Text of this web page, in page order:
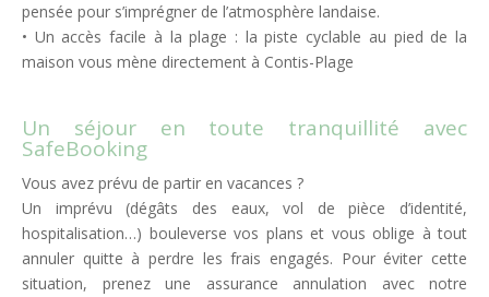
pensée pour s’imprégner de l’atmosphère landaise.
• Un accès facile à la plage : la piste cyclable au pied de la
maison vous mène directement à Contis-Plage
Un séjour en toute tranquillité avec
SafeBooking
Vous avez prévu de partir en vacances ?
Un imprévu (dégâts des eaux, vol de pièce d’identité,
hospitalisation…) bouleverse vos plans et vous oblige à tout
annuler quitte à perdre les frais engagés. Pour éviter cette
situation, prenez une assurance annulation avec notre